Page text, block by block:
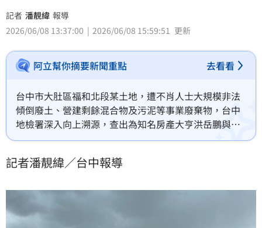
記者 潘靚緯 報導
2026/06/08 13:37:00
2026/06/08 15:59:51 更新
阿立幫你摘要新聞重點 去看看
台中市大肚區福和北段某土地，遭不肖人士大規模非法
傾倒廢土、營建剩餘混合物及污泥等事業廢棄物，台中
地檢署深入向上溯源，查出為知名房產大亨洪岳鵬與開
發鄭姓協理，為節省土地開發、整地及回填成本，並牟
將不明廢土先運到土資場「繞場」，取得形式聯單後再
面積超過10606立方公尺。
記者潘靚緯／台中報導